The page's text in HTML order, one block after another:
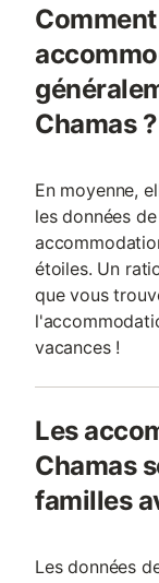
Chamas ?
En moyenne,
les données
étoiles. Un
que vous
vacances !
Les
Chamas
familles
Les données